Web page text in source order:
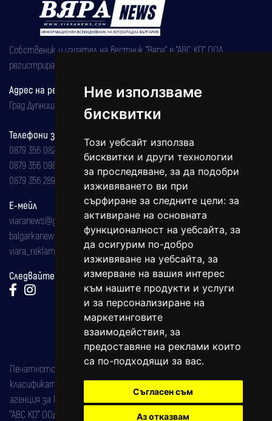
Ние използваме
бисквитки
Този уебсайт използва
бисквитки и други технологии
за проследяване, за да подобри
изживяването ви при
сърфиране за следните цели: за
активиране на основната
функционалност на уебсайта, за
да осигурим по-добро
изживяване на уебсайта, за
измерване на вашия интерес
към нашите продукти и услуги
и за персонализиране на
маркетинговите
взаимодействия, за
предоставяне на реклами които
са по-подходящи за вас.
Съгласен съм
Аз отказвам
Собственик и издател на вестник "Вяра" е "АВС КО" ООД,
регистрирана на 08.05.2002 година.
Адрес на редакцията
Град Дупница, ул.''Христо Ботев" 43
Телефони за реклама и абонаменти
0879 356 082
0879 356 098
0879 356 289
Е-мейл
viaranews@gmail.com
balgarkanews@gmail.com
viara_reklama@mail.bg
Следвайте ни:
Печатното издание на вестника е регистрирано в националния
класификатор на печатните издания (Българска национална
агенция за ISSN) под номер: ISSN 1312-4722.
"АВС КО" ООД е притежател на марката: Вяра информационен